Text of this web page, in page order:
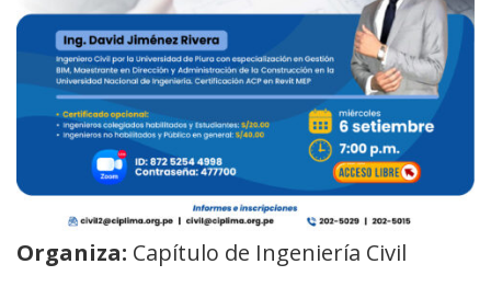
Organiza: Capítulo de Ingeniería Civil